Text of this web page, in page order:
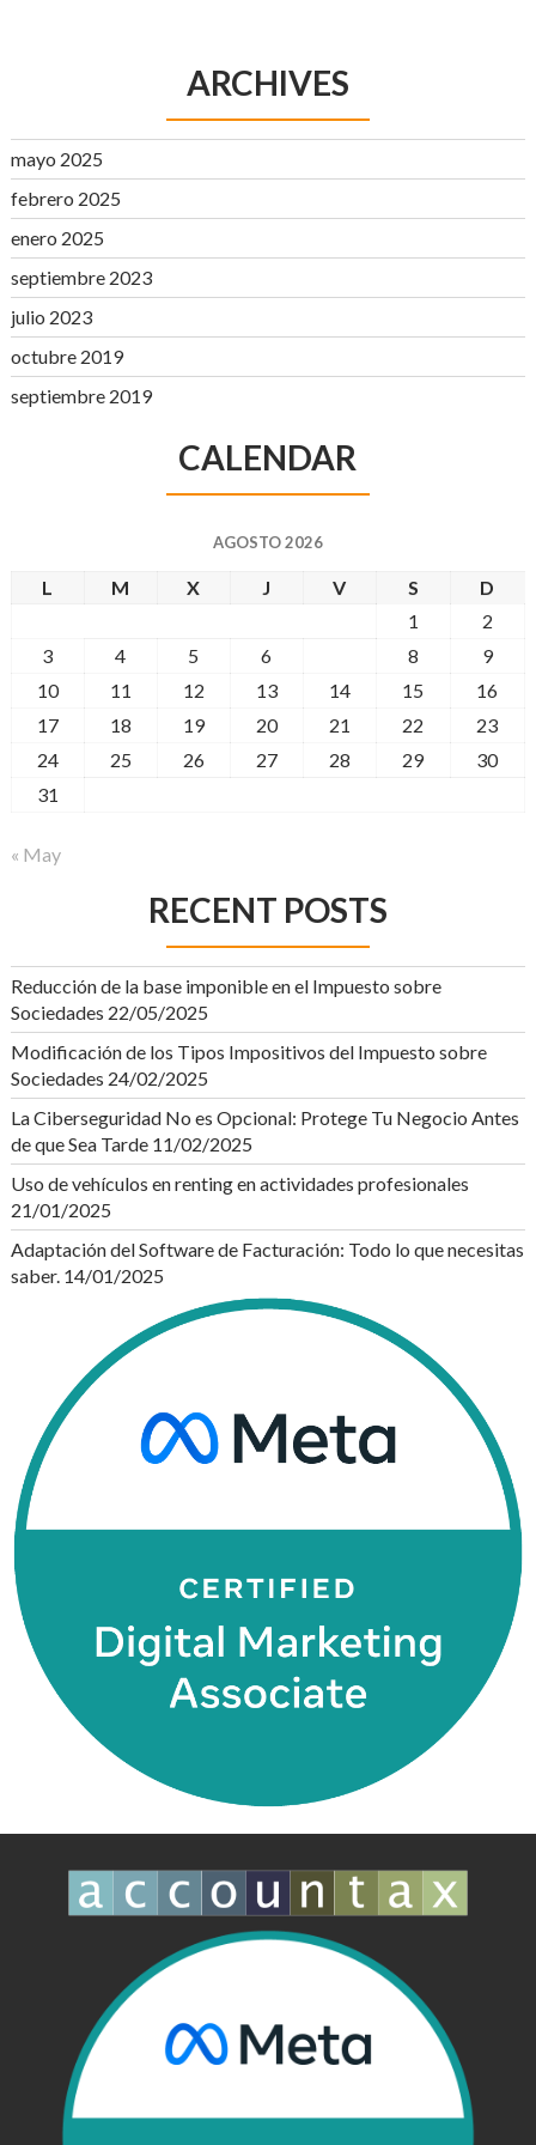
ARCHIVES
mayo 2025
febrero 2025
enero 2025
septiembre 2023
julio 2023
octubre 2019
septiembre 2019
CALENDAR
AGOSTO 2026
L M X J V S
D
1
2
3
4 5 6 8
9
10
11 12 13 14 15
16
17
18 19 20 21 22
23
24
25 26 27 28 29
30
31
« May
RECENT POSTS
Reducción de la base imponible en el Impuesto sobre
Sociedades 22/05/2025
Modificación de los Tipos Impositivos del Impuesto sobre
Sociedades 24/02/2025
La Ciberseguridad No es Opcional: Protege Tu Negocio Antes
de que Sea Tarde 11/02/2025
Uso de vehículos en renting en actividades profesionales
21/01/2025
Adaptación del Software de Facturación: Todo lo que necesitas
saber. 14/01/2025